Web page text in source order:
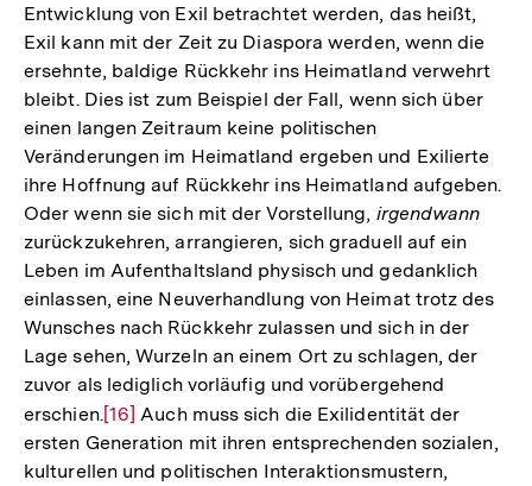
Entwicklung von Exil betrachtet werden, das heißt,
Exil kann mit der Zeit zu Diaspora werden, wenn die
ersehnte, baldige Rückkehr ins Heimatland verwehrt
bleibt. Dies ist zum Beispiel der Fall, wenn sich über
einen langen Zeitraum keine politischen
Veränderungen im Heimatland ergeben und Exilierte
ihre Hoffnung auf Rückkehr ins Heimatland aufgeben.
Oder wenn sie sich mit der Vorstellung, irgendwann
zurückzukehren, arrangieren, sich graduell auf ein
Leben im Aufenthaltsland physisch und gedanklich
einlassen, eine Neuverhandlung von Heimat trotz des
Wunsches nach Rückkehr zulassen und sich in der
Lage sehen, Wurzeln an einem Ort zu schlagen, der
zuvor als lediglich vorläufig und vorübergehend
erschien.Zur
Auflösung
der
[16] Auch muss sich die Exilidentität der
ersten Generation mit ihren entsprechenden sozialen,
kulturellen und politischen Interaktionsmustern,